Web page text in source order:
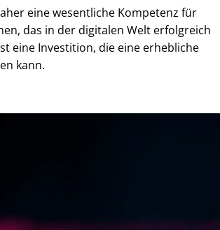
eine wesentliche Kompetenz für
das in der digitalen Welt erfolgreich
eine Investition, die eine erhebliche
kann.